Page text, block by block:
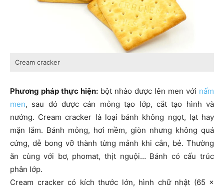
Cream cracker
Phương pháp thực hiện: bột nhào được lên men với nấm
men, sau đó được cán mỏng tạo lớp, cắt tạo hình và
nướng. Cream cracker là loại bánh không ngọt, lạt hay
mặn lắm. Bánh mỏng, hơi mềm, giòn nhưng không quá
cứng, dễ bong vỡ thành từng mảnh khi cắn, bẻ. Thường
ăn cùng với bơ, phomat, thịt nguội… Bánh có cấu trúc
phân lớp.
Cream cracker có kích thước lớn, hình chữ nhật (65 ×